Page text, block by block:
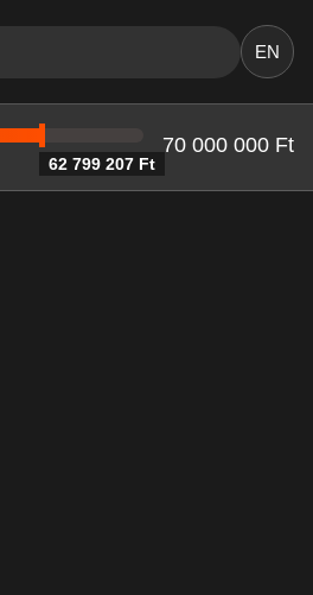
EN
62 799 207 Ft
70 000 000 Ft